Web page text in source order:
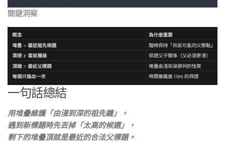
關鍵洞察
一句話總結
用堆疊維護「由淺到深的祖先鏈」，
遇到新標題時先丟掉「太高的候選」，
剩下的堆疊頂就是最近的合法父標題。